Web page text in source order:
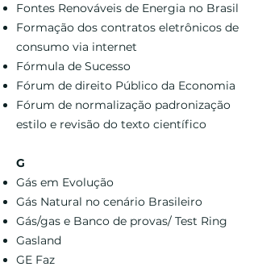
Fontes Renováveis de Energia no Brasil
Formação dos contratos eletrônicos de
consumo via internet
Fórmula de Sucesso
Fórum de direito Público da Economia
Fórum de normalização padronização
estilo e revisão do texto científico
G
Gás em Evolução
Gás Natural no cenário Brasileiro
Gás/gas e Banco de provas/ Test Ring
Gasland
GE Faz